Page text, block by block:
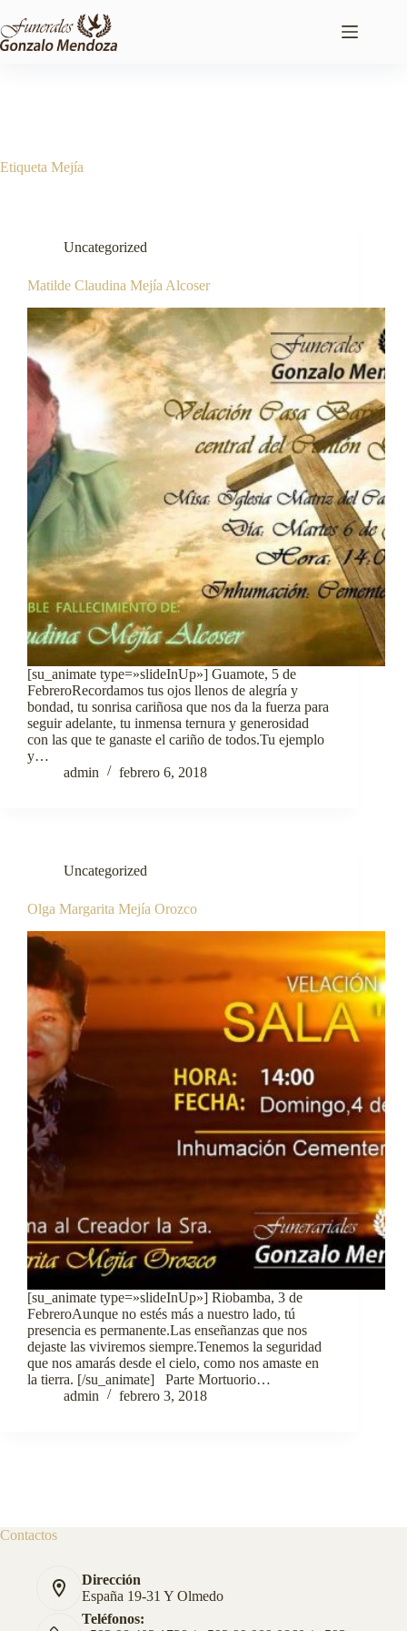
al
contenido
Etiqueta Mejía
Uncategorized
Matilde Claudina Mejía Alcoser
[su_animate type=»slideInUp»] Guamote, 5 de
FebreroRecordamos tus ojos llenos de alegría y
bondad, tu sonrisa cariñosa que nos da la fuerza para
seguir adelante, tu inmensa ternura y generosidad
con las que te ganaste el cariño de todos.Tu ejemplo
y…
admin
febrero 6, 2018
Uncategorized
Olga Margarita Mejía Orozco
[su_animate type=»slideInUp»] Riobamba, 3 de
FebreroAunque no estés más a nuestro lado, tú
presencia es permanente.Las enseñanzas que nos
dejaste las viviremos siempre.Tenemos la seguridad
que nos amarás desde el cielo, como nos amaste en
la tierra. [/su_animate] Parte Mortuorio…
admin
febrero 3, 2018
Contactos
Dirección
España 19-31 Y Olmedo
Teléfonos: